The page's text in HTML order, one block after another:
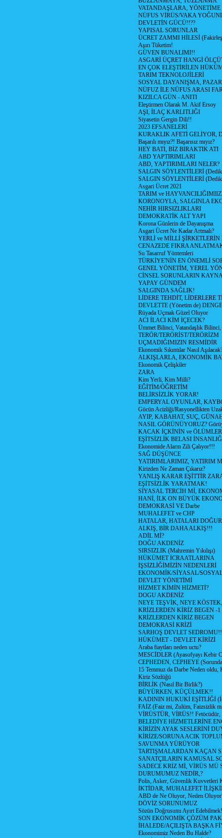
VATANDAŞLARA,
NÜFUS VİRÜS/VAKA
DEVLETİN GÜCÜ!!??
YAPISAL SORUNLAR
ÜCRET ZAMMI HİLESİ
Aşırı Tüketim!
GÜVEN BUNALIMI!!
ASGARİ ÜÇRET HANGİ
EN ÇOK ELEŞTİRİLEN
TARIM TEKNOLOJİLERİ
SOSYAL DAYANIŞMA,
NÜFUZ İLE NÜFUS ARASI
KIZILCA GÜN - ANITI
Eleştirmen Olarak M. Akif Ersoy
AŞI, İLAÇ KARLITLIĞI
Siyasetin Gergin Dili!!
2023 EFSANELERİ
KURAKLIK AFETİ GELİYOR,
Başarılı mıyız?! Başarısız mıyız?
HEY BATI, BİZ BIRAKTIK ATI
ABD YAPTIRIMLARI
ABD, YAPTIRIMLARI NELER?
SALGIN SÖYLENTİLERİ
SALGIN SÖYLENTİLERİ
Asgari Ücret 2021
TARIM ve
KORONOYLA, SALGINLA
NEHİR HIRSIZLIKLARI
DEMOKRATİK ALT YAPI
Korona Günlerin de Dayanışma
Asgari Ücret Ne Kadar Artmalı?
YERLİ ve MİLLİ
CENAZEDE FIKRA
Su Tasarruf Yöntemleri
TÜRKİYE'NİN EN ÖNEMLİ
GENEL YÖNETİM, YEREL
CİNSEL SORUNLARIN
YAPAY GÜNDEM
SALGINDA SAĞLIK!
LİDERE TEHDİT, LİDERLERE
DEVLETTE (Yönetim de)
Rüyada Uçmak Güzel Oluyor
ACI İLACI KİM İÇECEK?
Ümmet Bilinci, Vatandaşlık
TERÖR/TERÖRİST/TERÖRİZM
UÇMADIĞIMIZIN RESMİDİR
Ekonomik Sıkıntılar Nasıl
ALKIŞLARLA, EKONOMİK
Ekonomik Çelişkiler
ZARA
Kim Yerli, Kim Milli?
EĞİTİM/ÖĞRETİM
BELİRSİZLİK YORAR!
EMPERYAL OYUNLAR,
Gücün Acizliği/Rasyonellikten
AYIP, KABAHAT, SUÇ,
NASIL GÖRÜNÜYORUZ?
KACAK İÇKİNİN ve
EŞİTSİZLİK BELASI
Ekonomide Alarm Zili Çalıyor!!!
SAĞ DÜŞÜNCE
YATIRIMLARIMIZ, YATIRIM
Kirizden Ne Zaman Çıkarız?
YANLIŞ KARAR EŞİTTİR
EŞİTSİZLİK YARATMAK!
SİYASAL TERCİH Mİ,
HANİ, İLK ON BÜYÜK
DEMOKRASİ VE Darbe
MUHALEFET ve CHP
HATALAR, HATALARI
ALKIŞ, BİR DAHA ALKIŞ!!!
ADİL Mİ?
DOĞU AKDENİZ
SIRSIZLIK (Mahremin Yıkılışı)
HÜKÜMET İCRAATLARINA
İŞSİZLİĞİMİZİN NEDENLERİ
EKONOMİK/SİYASAL/
DEVLET YÖNETİMİ
HİZMET KİMİN HİZMETİ?
DOGU AKDENİZ
NEYE TEŞVİK, NEYE
KRİZLERDEN KİRİZ BEGEN -1
KRİZLERDEN KİRİZ BEGEN
DEMOKRASİ KRİZİ
SARHOŞ DEVLET SEDROMU!!
HÜKÜMET - DEVLET KİRİZİ
Araba fiaytları neden uctu?
MESCİDLER (Ayasofyayı Kebir
CEPHEDEN, CEPHEYE
15 Temmuz da Darbe Neden oldu,
Kiriz Sözlüğü
BİRLİK (Nasıl Bir Birlik?)
BÜYÜRKEN, KÜÇÜLMEK!!
KADININ HUKUKİ EŞİTLİĞİ
FAİZ (Faiz mi, Zulüm, Faizsizlik
VİRÜSTÜR, VİRÜS!! Fetöcüdür,
BELEDİYE HİZMETLERİNE
KİRİZİN AYAK SESLERİNİ
KİRİZE/SORUNA ACIK
SAVUNMA YÜRÜYOR
TARTIŞMALARDAN KAÇAN
SANATÇILARIN KAMUSAL
SADECE KRİZ Mİ, VİRÜS MÜ
DURUMUMUZ NEDİR,?
Polis, Asker, Güvenlik Kuvvetleri
İKTİDAR, MUHALEFET
ABD de Ne Oluyor, Neden
DÖVİZ SORUNUMUZ
Sözün Doğrusunu Ayırt Edebilmek!
SON EKONOMİK ÇÖZÜM
İHALEDE/AÇILIŞTA BAŞKA
Ekonomimiz Neden Bu Halde?